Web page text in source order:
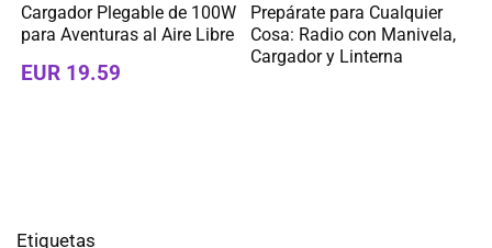
Cargador Plegable de 100W
para Aventuras al Aire Libre
EUR 19.59
Prepárate para Cualquier
Cosa: Radio con Manivela,
Cargador y Linterna
Etiquetas